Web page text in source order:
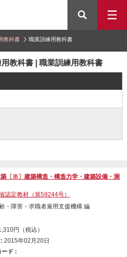
教科書 職業訓練用教科書
教科書 | 職業訓練用教科書
〔Ⅲ〕建築構造・構造力学・建築設備・測
認定教材（第59244号）
齢・障害・求職者雇用支援機構 編
円（税込）
:2015年02月20日
ド :